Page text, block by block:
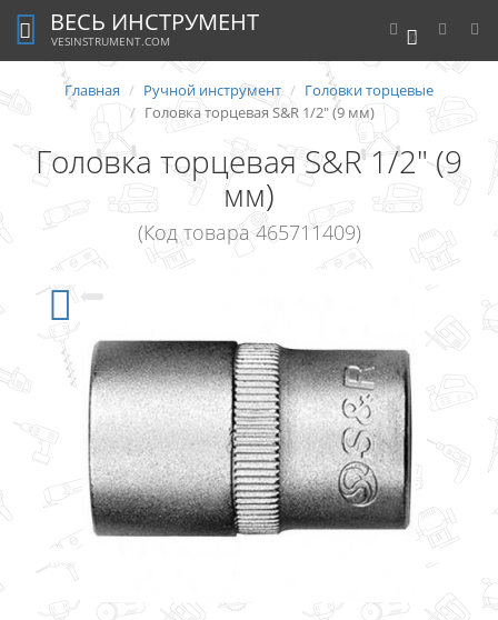
0
ВЕСЬ ИНСТРУМЕНТ
VESINSTRUMENT.COM
Главная Ручной инструмент
Головки торцевые
Головка торцевая S&R 1/2" (9 мм)
Головка торцевая S&R 1/2" (9
мм)
(Код товара 465711409)